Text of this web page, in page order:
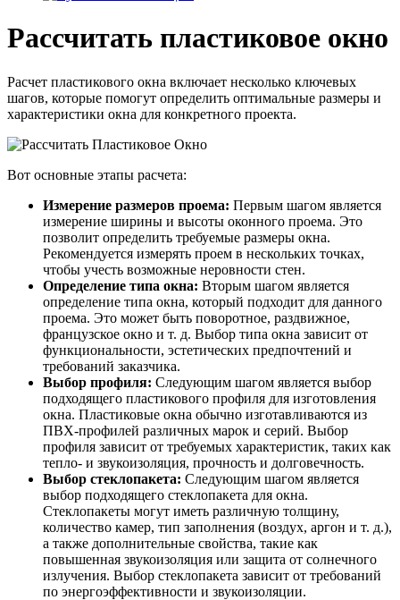
Рассчитать пластиковое окно
Расчет пластикового окна включает несколько ключевых
шагов, которые помогут определить оптимальные размеры и
характеристики окна для конкретного проекта.
Вот основные этапы расчета:
Измерение размеров проема: Первым шагом является
измерение ширины и высоты оконного проема. Это
позволит определить требуемые размеры окна.
Рекомендуется измерять проем в нескольких точках,
чтобы учесть возможные неровности стен.
Определение типа окна: Вторым шагом является
определение типа окна, который подходит для данного
проема. Это может быть поворотное, раздвижное,
французское окно и т. д. Выбор типа окна зависит от
функциональности, эстетических предпочтений и
требований заказчика.
Выбор профиля: Следующим шагом является выбор
подходящего пластикового профиля для изготовления
окна. Пластиковые окна обычно изготавливаются из
ПВХ-профилей различных марок и серий. Выбор
профиля зависит от требуемых характеристик, таких как
тепло- и звукоизоляция, прочность и долговечность.
Выбор стеклопакета: Следующим шагом является
выбор подходящего стеклопакета для окна.
Стеклопакеты могут иметь различную толщину,
количество камер, тип заполнения (воздух, аргон и т. д.),
а также дополнительные свойства, такие как
повышенная звукоизоляция или защита от солнечного
излучения. Выбор стеклопакета зависит от требований
по энергоэффективности и звукоизоляции.